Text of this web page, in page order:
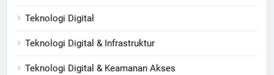
Teknologi Digital
Teknologi Digital & Infrastruktur
Teknologi Digital & Keamanan Akses